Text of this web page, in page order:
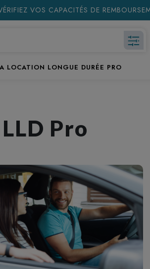
VOS CAPACITÉS DE
LOCATION LONGUE DURÉE PRO
LLD Pro